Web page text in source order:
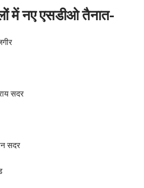
में नए एसडीओ तैनात-
सदर
सदर